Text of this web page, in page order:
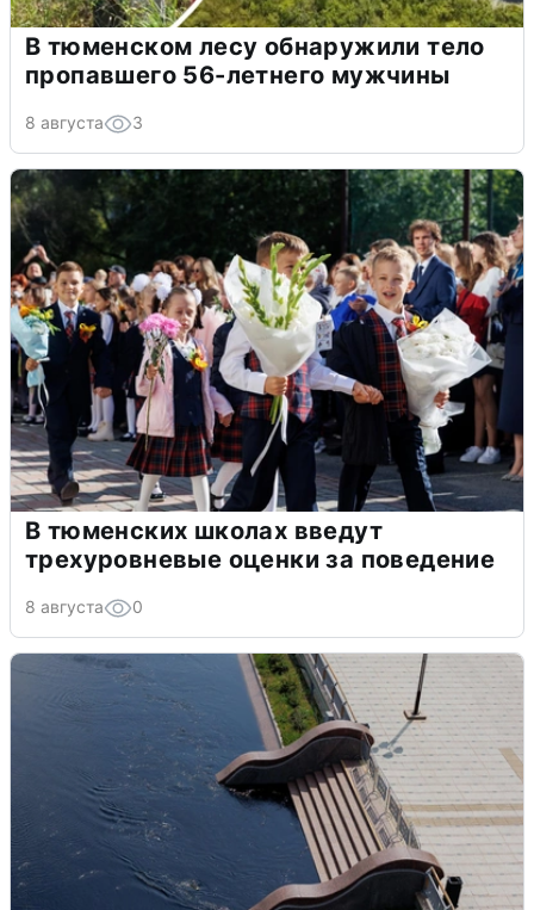
В тюменском лесу обнаружили тело
пропавшего 56-летнего мужчины
8 августа 3
В тюменских школах введут
трехуровневые оценки за поведение
8 августа 0